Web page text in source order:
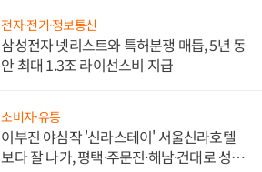
전자·전기·정보통신
삼성전자 넷리스트와 특허분쟁 매듭, 5년 동
안 최대 1.3조 라이선스비 지급
소비자·유통
이부진 야심작 '신라스테이' 서울신라호텔
보다 잘 나가, 평택·주문진·해남·건대로 성